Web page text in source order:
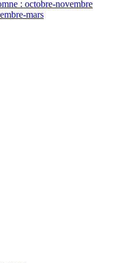
: octobre-novembre
mars